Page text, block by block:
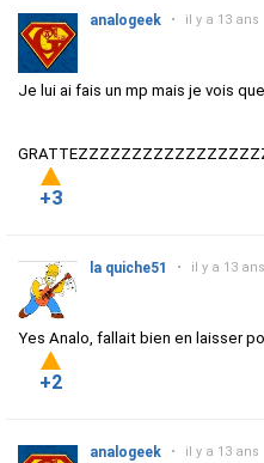
analogeek • il y a 13 ans
Je lui ai fais un mp mais je vois
+3
la quiche51 • il y a 13 ans
Yes Analo, fallait bien en laisser
+2
analogeek • il y a 13 ans